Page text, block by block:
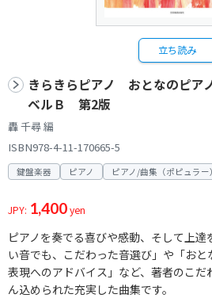
立ち読み
きらきらピアノ おとなのピ
ベルＢ 第2版
轟 千尋 編
ISBN978-4-11-170665-5
鍵盤楽器 ピアノ ピアノ/曲集（ポピュラー）
JPY: 1,400yen
ピアノを奏でる喜びや感動、そして上
い音でも、こだわった音選び」や「お
表現へのアドバイス」など、著者のこだ
ん込められた充実した曲集です。